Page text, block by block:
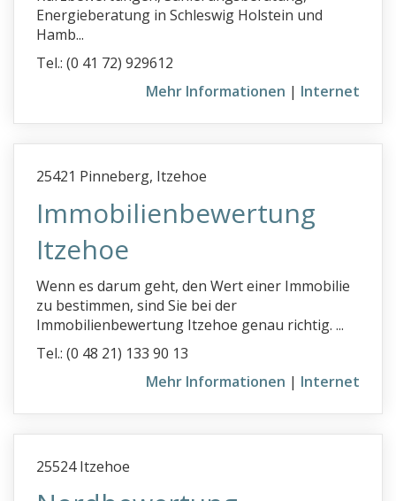
Energieberatung in Schleswig Holstein und
Hamb...
Tel.: (0 41 72) 929612
Mehr Informationen | Internet
25421 Pinneberg, Itzehoe
Immobilienbewertung
Itzehoe
Wenn es darum geht, den Wert einer Immobilie
zu bestimmen, sind Sie bei der
Immobilienbewertung Itzehoe genau richtig. ...
Tel.: (0 48 21) 133 90 13
Mehr Informationen | Internet
25524 Itzehoe